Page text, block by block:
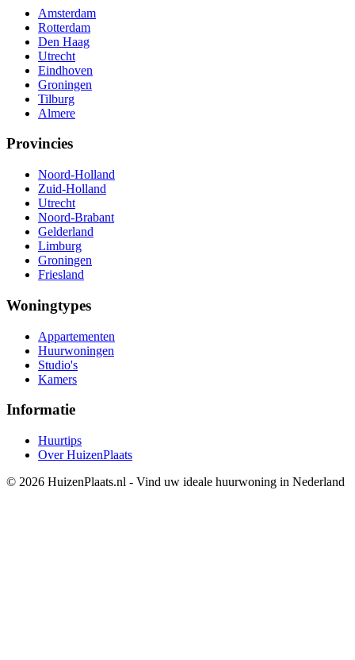
Amsterdam
Rotterdam
Den Haag
Utrecht
Eindhoven
Groningen
Tilburg
Almere
Provincies
Noord-Holland
Zuid-Holland
Utrecht
Noord-Brabant
Gelderland
Limburg
Groningen
Friesland
Woningtypes
Appartementen
Huurwoningen
Studio's
Kamers
Informatie
Huurtips
Over HuizenPlaats
© 2026 HuizenPlaats.nl - Vind uw ideale huurwoning in Nederland